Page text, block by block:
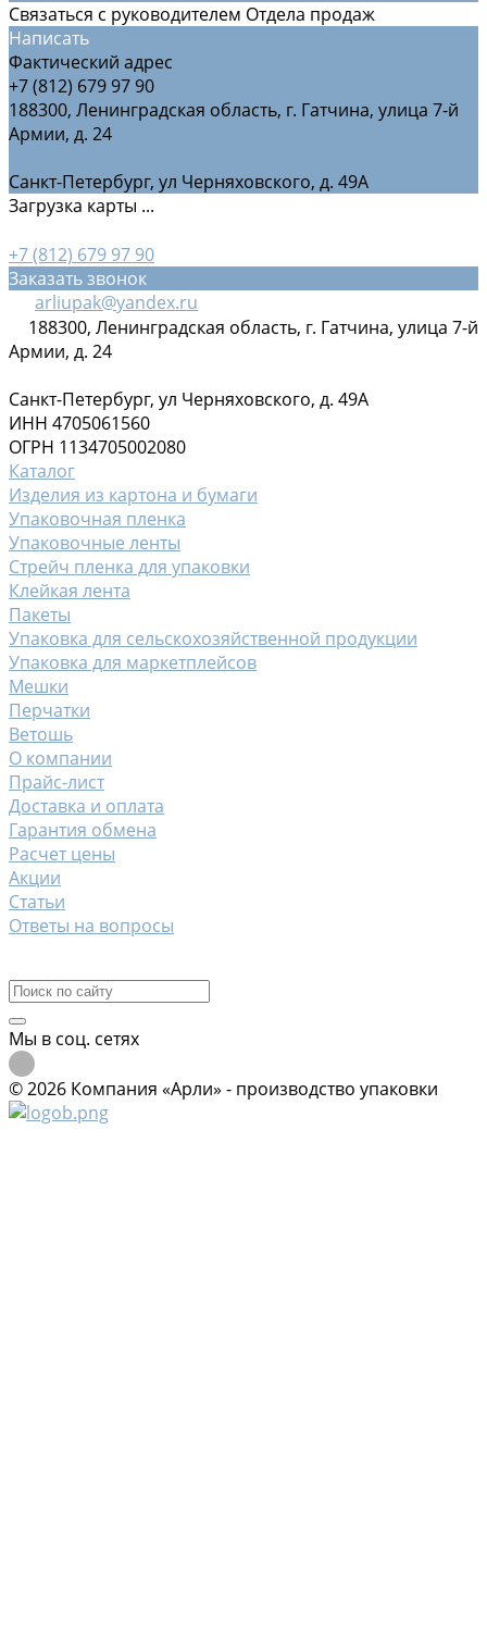
Связаться с руководителем Отдела продаж
Написать
Фактический адрес
+7 (812) 679 97 90
188300, Ленинградская область, г. Гатчина, улица 7-й
Армии, д. 24
Санкт-Петербург, ул Черняховского, д. 49А
Загрузка карты ...
+7 (812) 679 97 90
Заказать звонок
arliupak@yandex.ru
188300, Ленинградская область, г. Гатчина, улица 7-й
Армии, д. 24
Санкт-Петербург, ул Черняховского, д. 49А
ИНН 4705061560
ОГРН 1134705002080
Каталог
Изделия из картона и бумаги
Упаковочная пленка
Упаковочные ленты
Стрейч пленка для упаковки
Клейкая лента
Пакеты
Упаковка для сельскохозяйственной продукции
Упаковка для маркетплейсов
Мешки
Перчатки
Ветошь
О компании
Прайс-лист
Доставка и оплата
Гарантия обмена
Расчет цены
Акции
Статьи
Ответы на вопросы
Мы в соц. сетях
© 2026 Компания «Арли» - производство упаковки